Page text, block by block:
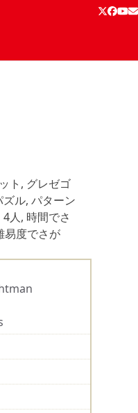
Twitter
ト , グレゼゴ
ズル, パターン
人, 時間でさ
易度でさが